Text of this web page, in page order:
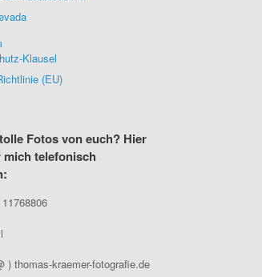
Klausel
(EU)
Fotos von euch? Hier
mich telefonisch
) thomas-kraemer-fotografie.de